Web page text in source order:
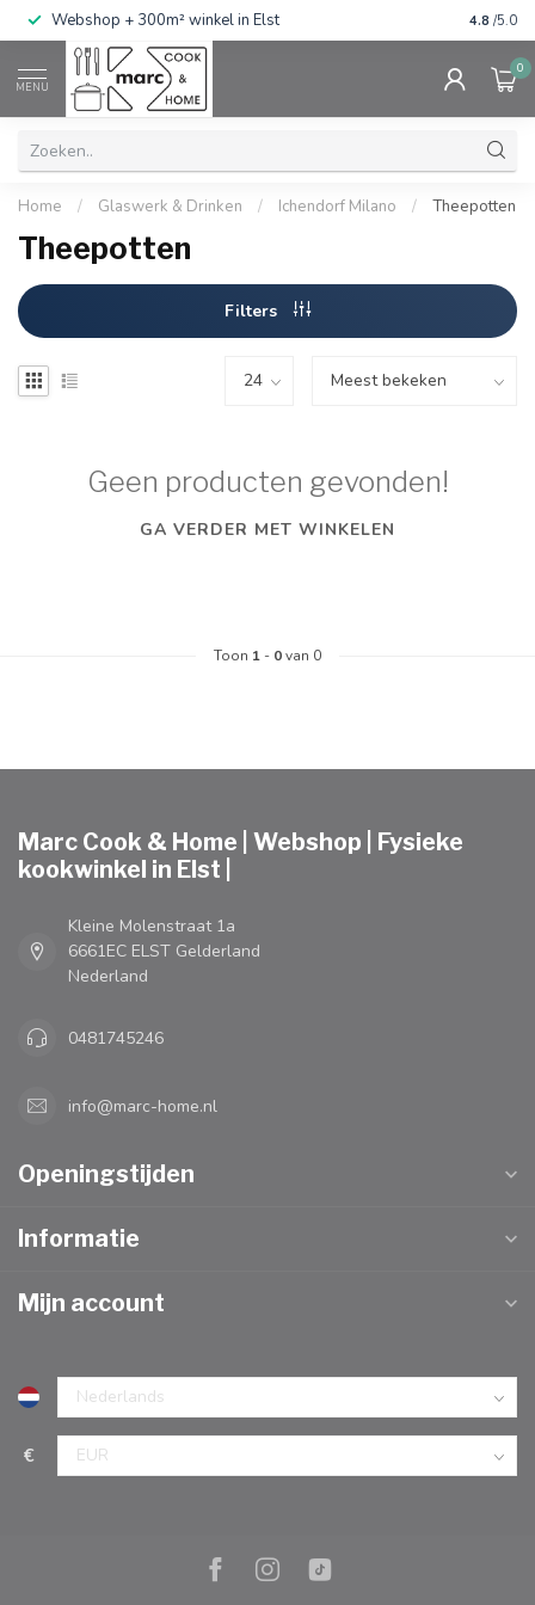
Webshop + 300m² winkel in Elst Gratis
4.8 /5.0
MENU
0
Home / Glaswerk & Drinken / Ichendorf Milano / Theepotten
Theepotten
Filters
Geen producten gevonden!
GA VERDER MET WINKELEN
Toon 1 - 0van 0
Marc Cook & Home | Webshop | Fysieke
kookwinkel in Elst |
Kleine Molenstraat 1a
6661EC ELST Gelderland
Nederland
0481745246
info@marc-home.nl
Openingstijden
Informatie
Mijn account
€